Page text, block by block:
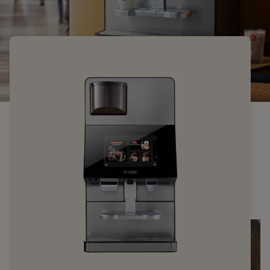
VIND DE BESTE OPLOSSING VOOR UW